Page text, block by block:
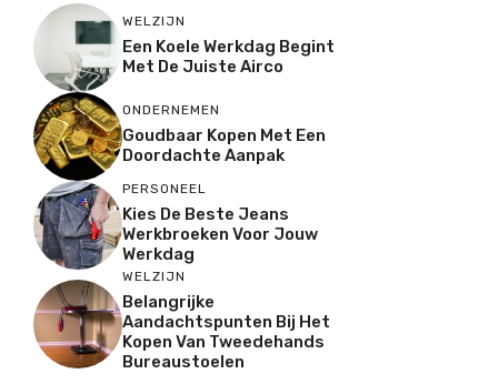
WELZIJN
Een Koele Werkdag Begint
Met De Juiste Airco
ONDERNEMEN
Goudbaar Kopen Met Een
Doordachte Aanpak
PERSONEEL
Kies De Beste Jeans
Werkbroeken Voor Jouw
Werkdag
WELZIJN
Belangrijke
Aandachtspunten Bij Het
Kopen Van Tweedehands
Bureaustoelen